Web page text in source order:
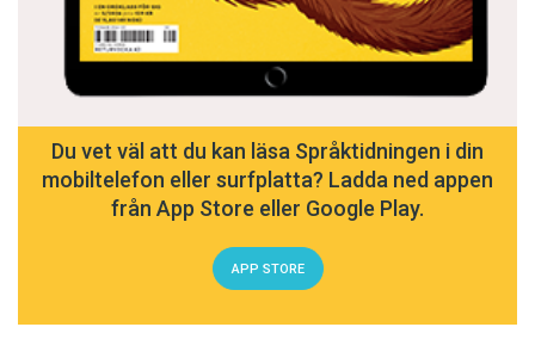
Du vet väl att du kan läsa Språktidningen i din
mobiltelefon eller surfplatta? Ladda ned appen
från App Store eller Google Play.
APP STORE